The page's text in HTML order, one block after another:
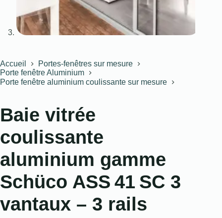
Accueil
Portes-fenêtres sur mesure
Porte fenêtre Aluminium
Porte fenêtre aluminium coulissante sur mesure
Baie vitrée
coulissante
aluminium gamme
Schüco ASS 41 SC 3
vantaux – 3 rails